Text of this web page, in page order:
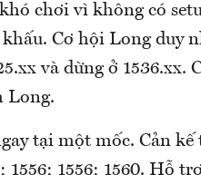
chơi vì không có
Cơ hội Long duy
và dừng ở 1536.xx.
Long.
tại một mốc. Cản kế
1556; 1560. Hỗ